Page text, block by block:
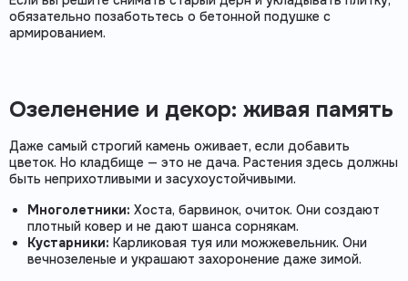
обязательно позаботьтесь о бетонной подушке с
армированием.
Озеленение и декор: живая память
Даже самый строгий камень оживает, если добавить
цветок. Но кладбище — это не дача. Растения здесь должны
быть неприхотливыми и засухоустойчивыми.
Многолетники: Хоста, барвинок, очиток. Они создают
плотный ковер и не дают шанса сорнякам.
Кустарники: Карликовая туя или можжевельник. Они
вечнозеленые и украшают захоронение даже зимой.